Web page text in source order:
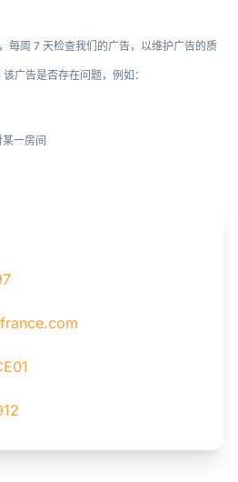
每周 7 天检查我们的广告，以维护广告的质
该广告是否存在问题，例如：
一房间